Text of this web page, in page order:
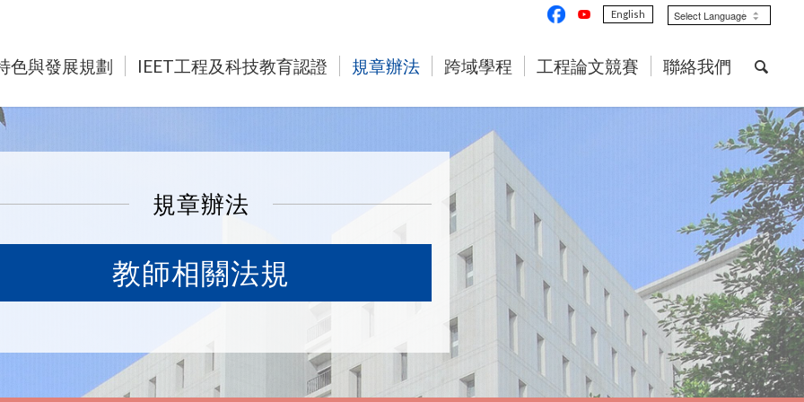
English
色與發展規劃 IEET工程及科技教育認證 規章辦法 跨域學程 工程論文競賽 聯絡我們
規章辦法
教師相關法規